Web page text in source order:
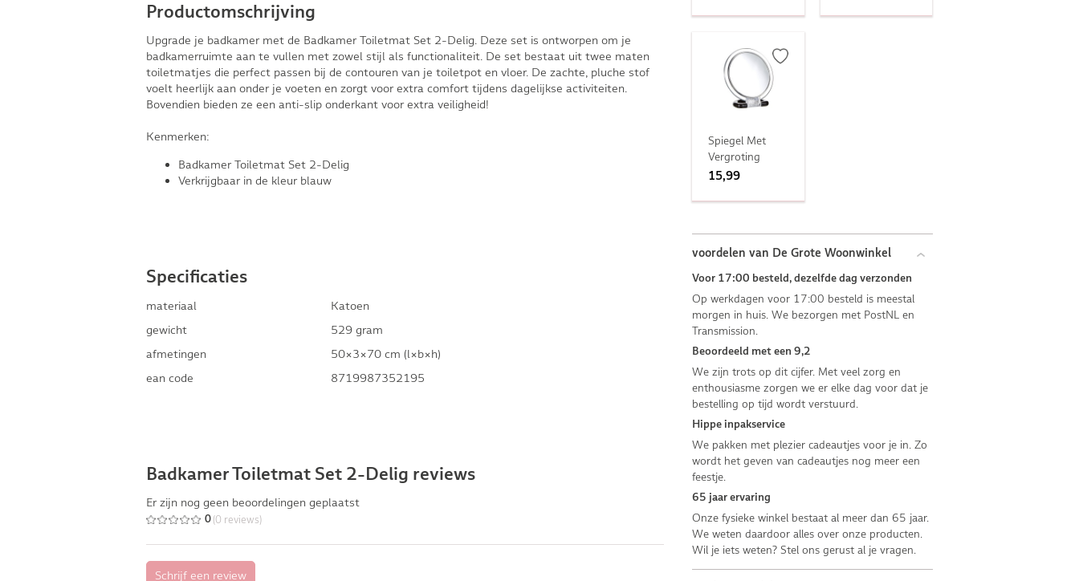
Productomschrijving
Upgrade je badkamer met de Badkamer Toiletmat Set 2-Delig. Deze set is ontworpen om je
badkamerruimte aan te vullen met zowel stijl als functionaliteit. De set bestaat uit twee maten
toiletmatjes die perfect passen bij de contouren van je toiletpot en vloer. De zachte, pluche stof
voelt heerlijk aan onder je voeten en zorgt voor extra comfort tijdens dagelijkse activiteiten.
Bovendien bieden ze een anti-slip onderkant voor extra veiligheid!
Kenmerken:
Badkamer Toiletmat Set 2-Delig
Verkrijgbaar in de kleur blauw
Specificaties
materiaal
Katoen
gewicht
529 gram
afmetingen
50×3×70 cm (l×b×h)
ean code
8719987352195
Badkamer Toiletmat Set 2-Delig reviews
Er zijn nog geen beoordelingen geplaatst
0 (0 reviews)
Spiegel Met
Vergroting
15,99
voordelen van De Grote Woonwinkel
Voor 17:00 besteld, dezelfde dag verzonden
Op werkdagen voor 17:00 besteld is meestal
morgen in huis. We bezorgen met PostNL en
Transmission.
Beoordeeld met een 9,2
We zijn trots op dit cijfer. Met veel zorg en
enthousiasme zorgen we er elke dag voor dat je
bestelling op tijd wordt verstuurd.
Hippe inpakservice
We pakken met plezier cadeautjes voor je in. Zo
wordt het geven van cadeautjes nog meer een
feestje.
65 jaar ervaring
Onze fysieke winkel bestaat al meer dan 65 jaar.
We weten daardoor alles over onze producten.
Wil je iets weten? Stel ons gerust al je vragen.